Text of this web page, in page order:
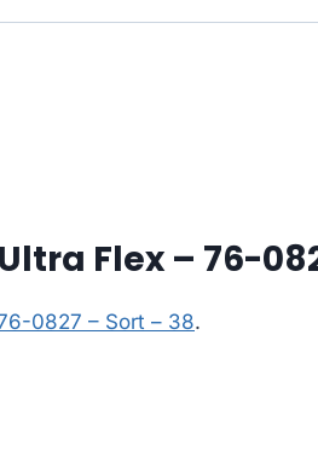
Flex – 76-
0827 – Sort – 38.